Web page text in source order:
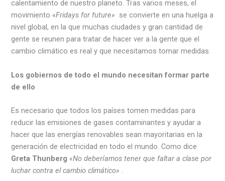
calentamiento de nuestro planeto. Tras varios meses, el
movimiento «Fridays for future» se convierte en una huelga a
nivel global, en la que muchas ciudades y gran cantidad de
gente se reunen para tratar de hacer ver a la gente que el
cambio climático es real y que necesitamos tomar medidas.
Los gobiernos de todo el mundo necesitan formar parte
de ello
Es necesario que todos los países tomen medidas para
reducir las emisiones de gases contaminantes y ayudar a
hacer que las energías renovables sean mayoritarias en la
generación de electricidad en todo el mundo. Como dice
Greta Thunberg «No deberíamos tener que faltar a clase por
luchar contra el cambio climático» .